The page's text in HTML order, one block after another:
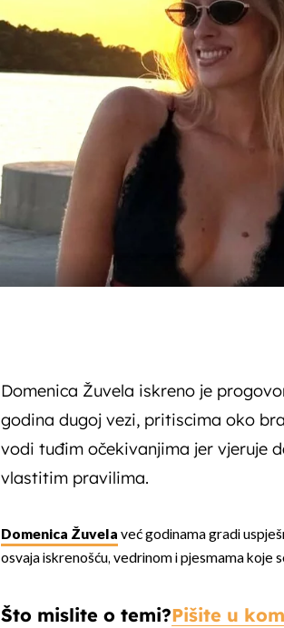
Domenica Žuvela iskreno je
godina dugoj vezi, pritiscima oko
vodi tuđim očekivanjima jer vjeruje
vlastitim pravilima.
Domenica Žuvela već godinama gradi
osvaja iskrenošću, vedrinom i pjesmama koje
Što mislite o temi?Pišite u